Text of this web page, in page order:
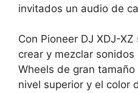
invitados un audio de
Con Pioneer DJ XDJ-
crear y mezclar
Wheels de gran
nivel superior y el color